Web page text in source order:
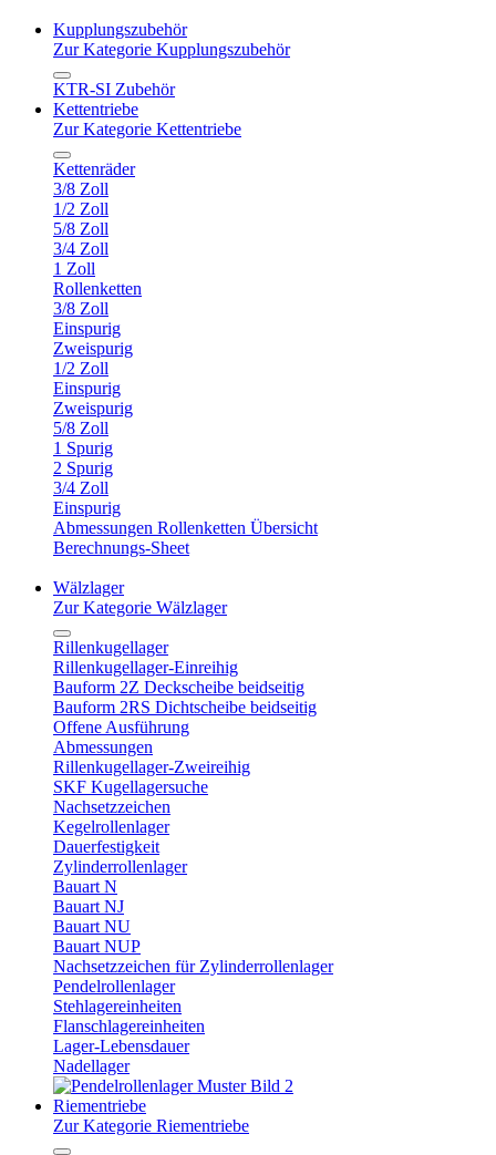
Kupplungszubehör
Zur Kategorie Kupplungszubehör
KTR-SI Zubehör
Kettentriebe
Zur Kategorie Kettentriebe
Kettenräder
3/8 Zoll
1/2 Zoll
5/8 Zoll
3/4 Zoll
1 Zoll
Rollenketten
3/8 Zoll
Einspurig
Zweispurig
1/2 Zoll
Einspurig
Zweispurig
5/8 Zoll
1 Spurig
2 Spurig
3/4 Zoll
Einspurig
Abmessungen Rollenketten Übersicht
Berechnungs-Sheet
Wälzlager
Zur Kategorie Wälzlager
Rillenkugellager
Rillenkugellager-Einreihig
Bauform 2Z Deckscheibe beidseitig
Bauform 2RS Dichtscheibe beidseitig
Offene Ausführung
Abmessungen
Rillenkugellager-Zweireihig
SKF Kugellagersuche
Nachsetzzeichen
Kegelrollenlager
Dauerfestigkeit
Zylinderrollenlager
Bauart N
Bauart NJ
Bauart NU
Bauart NUP
Nachsetzzeichen für Zylinderrollenlager
Pendelrollenlager
Stehlagereinheiten
Flanschlagereinheiten
Lager-Lebensdauer
Nadellager
Riementriebe
Zur Kategorie Riementriebe